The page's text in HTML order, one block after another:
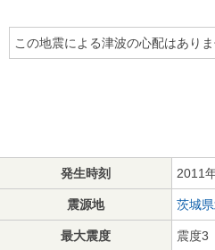
この地震による津波の心配はありま
発生時刻 2011
震源地 茨城
最大震度 震度3